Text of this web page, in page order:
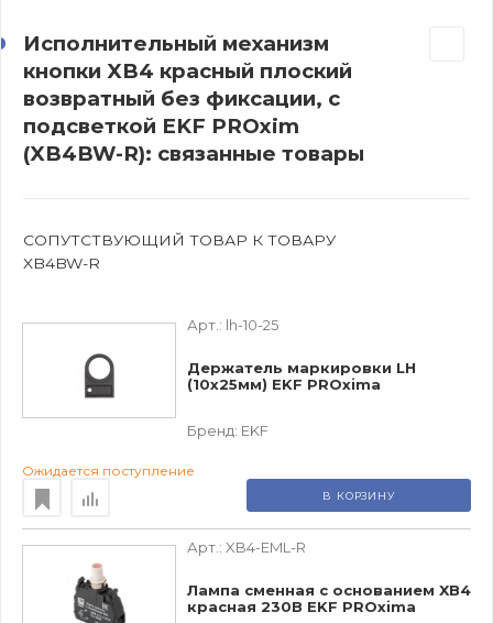
Исполнительный механизм
кнопки XB4 красный плоский
возвратный без фиксации, с
подсветкой EKF PROxim
(XB4BW-R): связанные товары
СОПУТСТВУЮЩИЙ ТОВАР К ТОВАРУ
XB4BW-R
Арт.: lh-10-25
Держатель маркировки LH
(10x25мм) EKF PROxima
Бренд: EKF
Ожидается поступление
В КОРЗИНУ
Арт.: XB4-EML-R
Лампа сменная c основанием XB4
красная 230В EKF PROxima